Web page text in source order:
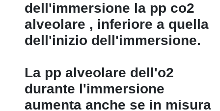
dell'immersione la pp co2
alveolare ‚ inferiore a quella
dell'inizio dell'immersione.
La pp alveolare dell'o2
durante l'immersione
aumenta anche se in misura